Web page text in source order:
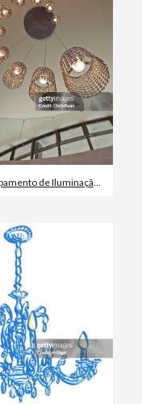
Equipamento de Iluminação,